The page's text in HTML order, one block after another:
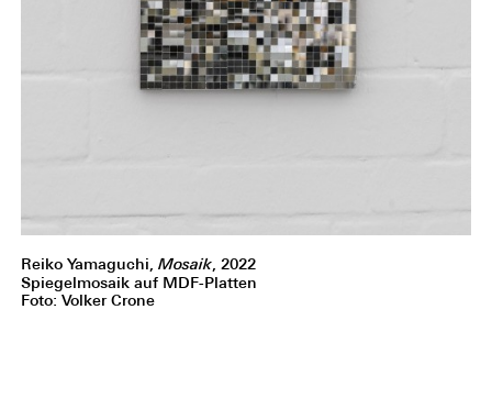
Reiko Yamaguchi, Mosaik, 2022
Spiegelmosaik auf MDF-Platten
Foto: Volker Crone